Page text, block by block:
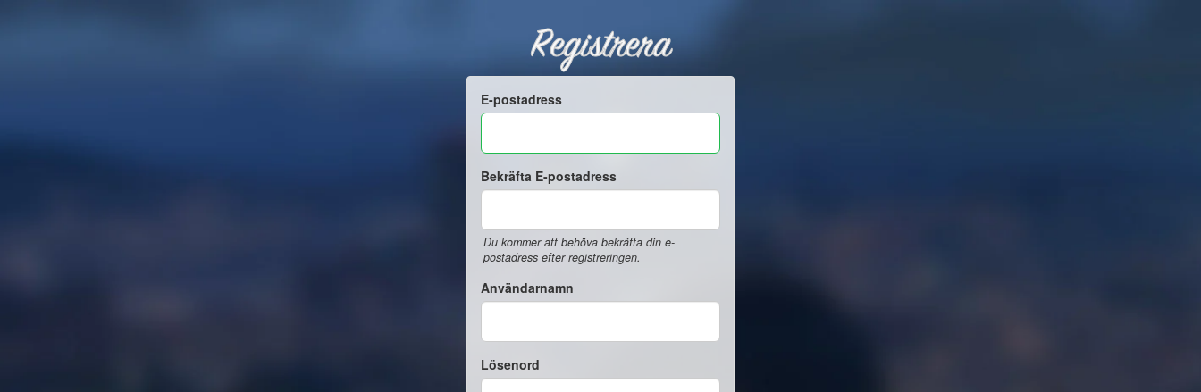
Registrera
E-postadress
Bekräfta E-postadress
Du kommer att behöva bekräfta din e-
postadress efter registreringen.
Användarnamn
Lösenord